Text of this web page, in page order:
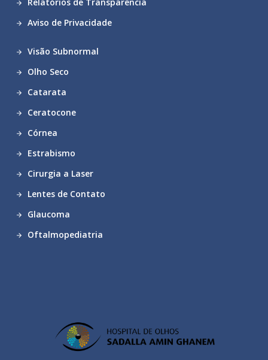
Aviso de Privacidade
Visão Subnormal
Olho Seco
Catarata
Ceratocone
Córnea
Estrabismo
Cirurgia a Laser
Lentes de Contato
Glaucoma
Oftalmopediatria